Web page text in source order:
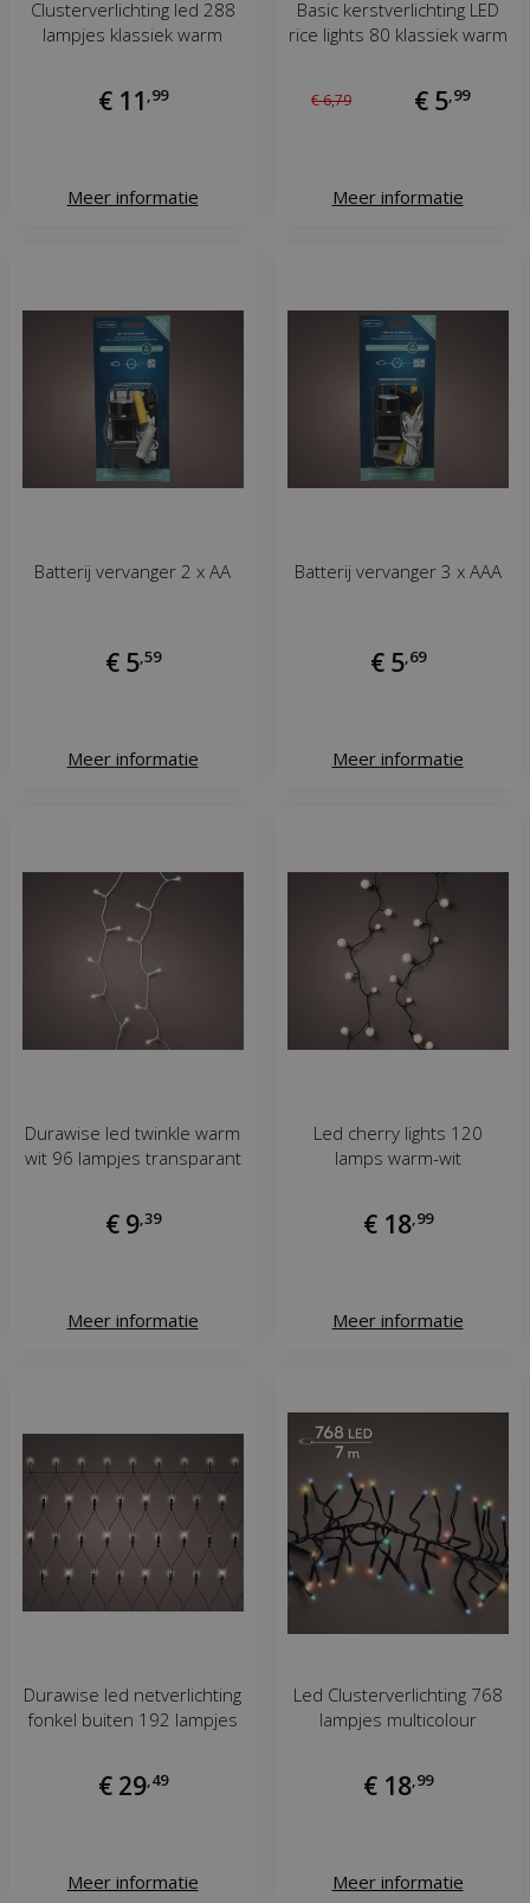
Clusterverlichting led 288
lampjes klassiek warm
€ 11 99
Meer informatie
Basic kerstverlichting LED
rice lights 80 klassiek warm
€6,79 € 5 99
Meer informatie
Batterij vervanger 2 x AA
€ 5 59
Meer informatie
Batterij vervanger 3 x AAA
€ 5 69
Meer informatie
Durawise led twinkle warm
wit 96 lampjes transparant
€ 9, 39
Meer informatie
Led cherry lights 120
lamps warm-wit
€ 18 99
Meer informatie
Durawise led netverlichting
fonkel buiten 192 lampjes
€ 29, 49
Meer informatie
Led Clusterverlichting 768
lampjes multicolour
€ 18 99
Meer informatie